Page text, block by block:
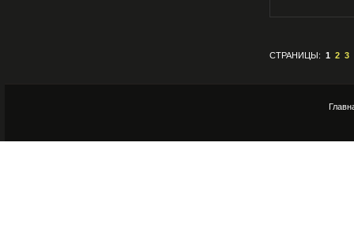
СТРАНИЦЫ: 1 2 3